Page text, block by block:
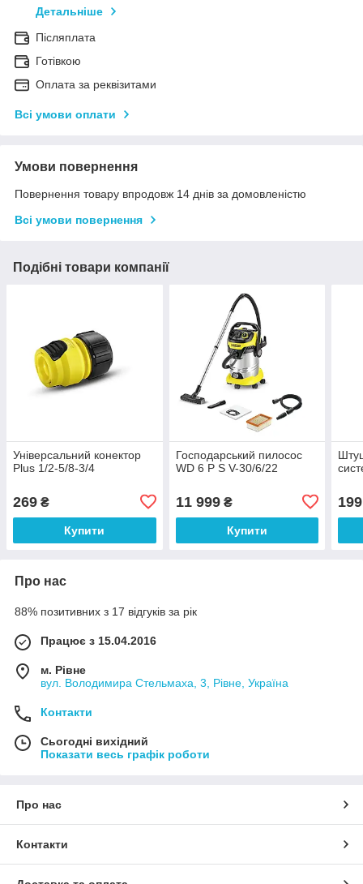
Детальніше
Післяплата
Готівкою
Оплата за реквізитами
Всі умови оплати
Умови повернення
Повернення товару впродовж 14 днів за домовленістю
Всі умови повернення
Подібні товари компанії
Універсальний конектор
Plus 1/2-5/8-3/4
269 ₴
Купити
Господарський пилосос
WD 6 P S V-30/6/22
11 999₴
Купити
199
Про нас
88% позитивних з 17 відгуків за рік
Працює з 15.04.2016
м. Рівне
вул. Володимира Стельмаха, 3, Рівне, Україна
Контакти
Сьогодні вихідний
Показати весь графік роботи
Про нас
Контакти